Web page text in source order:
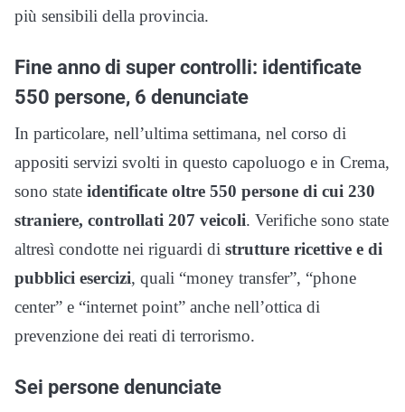
più sensibili della provincia.
Fine anno di super controlli: identificate
550 persone, 6 denunciate
In particolare, nell’ultima settimana, nel corso di
appositi servizi svolti in questo capoluogo e in Crema,
sono state identificate oltre 550 persone di cui 230
straniere, controllati 207 veicoli. Verifiche sono state
altresì condotte nei riguardi di strutture ricettive e di
pubblici esercizi, quali “money transfer”, “phone
center” e “internet point” anche nell’ottica di
prevenzione dei reati di terrorismo.
Sei persone denunciate